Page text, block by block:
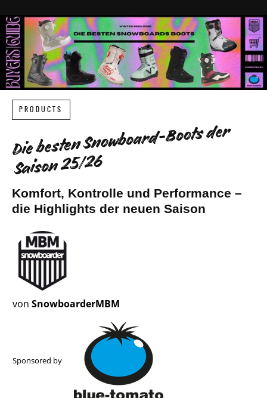
PRODUCTS
Die besten Snowboard-Boots der
Saison 25/26
Komfort, Kontrolle und Performance –
die Highlights der neuen Saison
von SnowboarderMBM
Sponsored by